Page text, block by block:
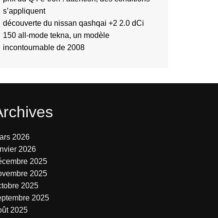
s’appliquent
découverte du nissan qashqai +2 2.0 dCi
150 all-mode tekna, un modèle
incontournable de 2008
2026
2026
2025
2025
2025
2025
2025